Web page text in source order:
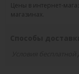
Цены в интернет-
магазинах.